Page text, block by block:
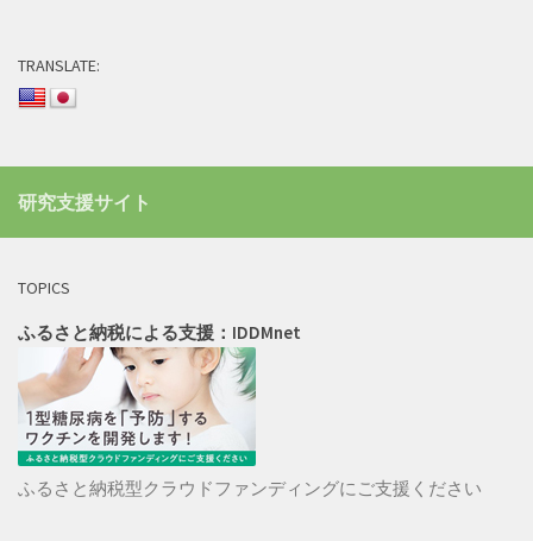
TRANSLATE:
研究支援サイト
TOPICS
ふるさと納税による支援：IDDMnet
ふるさと納税型クラウドファンディングにご支援ください